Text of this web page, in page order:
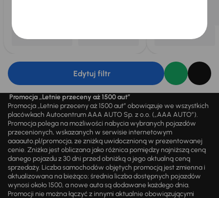
Edytuj filtr
Promocja „Letnie przeceny aż 1500 aut”
Promocja „Letnie przeceny aż 1500 aut” obowiązuje we wszystkich
placówkach Autocentrum AAA AUTO Sp. z o.o. („AAA AUTO”).
Promocja polega na możliwości nabycia wybranych pojazdów
przecenionych, wskazanych w serwisie internetowym
aaaauto.pl/promocja, ze zniżką uwidocznioną w prezentowanej
cenie. Zniżka jest obliczana jako różnica pomiędzy najniższą ceną
danego pojazdu z 30 dni przed obniżką a jego aktualną ceną
sprzedaży. Liczba samochodów objętych promocją jest zmienna i
aktualizowana na bieżąco; średnia liczba dostępnych pojazdów
wynosi około 1500, a nowe auta są dodawane każdego dnia.
Promocji nie można łączyć z innymi aktualnie obowiązującymi